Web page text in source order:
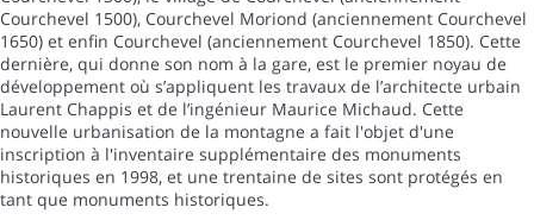
Courchevel 1500), Courchevel Moriond (anciennement Courchevel
1650) et enfin Courchevel (anciennement Courchevel 1850). Cette
dernière, qui donne son nom à la gare, est le premier noyau de
développement où s’appliquent les travaux de l’architecte urbain
Laurent Chappis et de l’ingénieur Maurice Michaud. Cette
nouvelle urbanisation de la montagne a fait l'objet d'une
inscription à l'inventaire supplémentaire des monuments
historiques en 1998, et une trentaine de sites sont protégés en
tant que monuments historiques.